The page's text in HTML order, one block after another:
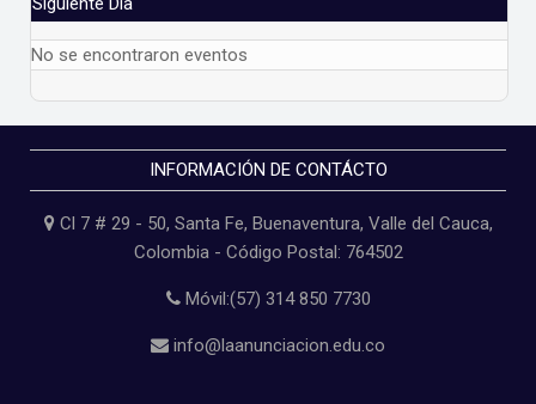
No se encontraron eventos
INFORMACIÓN DE CONTÁCTO
Cl 7 # 29 - 50, Santa Fe, Buenaventura, Valle del Cauca,
Colombia - Código Postal: 764502
Móvil:(57) 314 850 7730
info@laanunciacion.edu.co